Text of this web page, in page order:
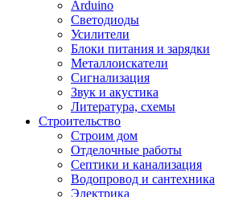
Arduino
Светодиоды
Усилители
Блоки питания и зарядки
Металлоискатели
Сигнализация
Звук и акустика
Литература, схемы
Строительство
Строим дом
Отделочные работы
Септики и канализация
Водопровод и сантехника
Электрика